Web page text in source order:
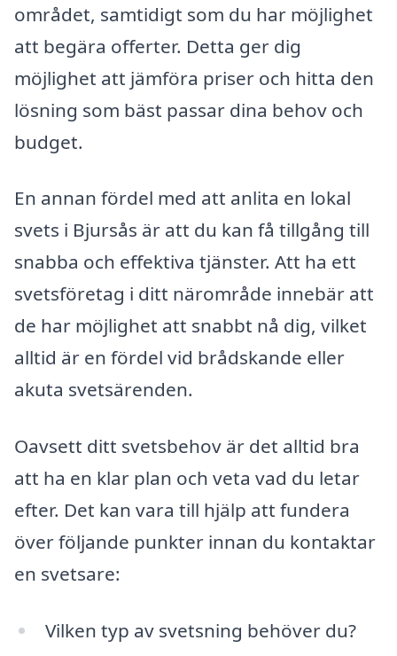
området, samtidigt som du har möjlighet
att begära offerter. Detta ger dig
möjlighet att jämföra priser och hitta den
lösning som bäst passar dina behov och
budget.
En annan fördel med att anlita en lokal
svets i Bjursås är att du kan få tillgång till
snabba och effektiva tjänster. Att ha ett
svetsföretag i ditt närområde innebär att
de har möjlighet att snabbt nå dig, vilket
alltid är en fördel vid brådskande eller
akuta svetsärenden.
Oavsett ditt svetsbehov är det alltid bra
att ha en klar plan och veta vad du letar
efter. Det kan vara till hjälp att fundera
över följande punkter innan du kontaktar
en svetsare:
Vilken typ av svetsning behöver du?